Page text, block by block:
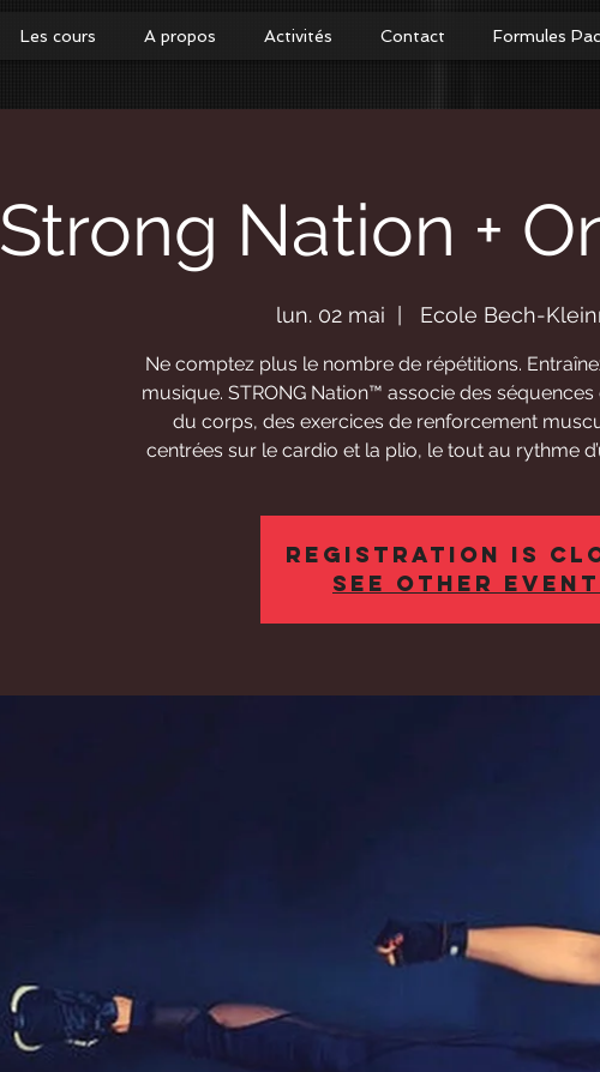
Les cours A propos Activités Contact Formules
Strong Nation +
lun. 02 mai
  |
Ecole Bech-
Ne comptez plus le nombre de répétitions.
musique. STRONG Nation™ associe des séquences
du corps, des exercices de renforcement
centrées sur le cardio et la plio, le tout au rythme
Registration is
See other